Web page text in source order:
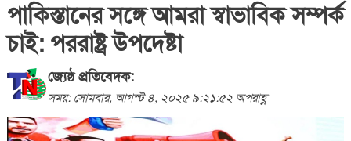
পাকিস্তানের সঙ্গে আমরা স্বাভাবিক সম্পর্ক
চাই: পররাষ্ট্র উপদেষ্টা
জ্যেষ্ঠ প্রতিবেদক:
সময়: সোমবার, আগস্ট ৪, ২০২৫ ৯:২১:৫২ অপরাহ্ণ